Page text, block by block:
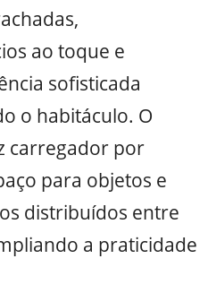
ao toque e
sofisticada
o habitáculo. O
carregador por
para objetos e
distribuídos entre
a praticidade